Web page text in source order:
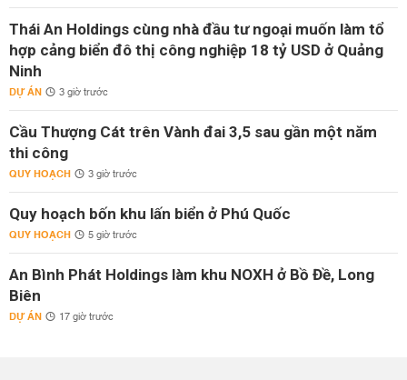
Thái An Holdings cùng nhà đầu tư ngoại muốn làm tổ
hợp cảng biển đô thị công nghiệp 18 tỷ USD ở Quảng
Ninh
DỰ ÁN 3 giờ trước
Cầu Thượng Cát trên Vành đai 3,5 sau gần một năm
thi công
QUY HOẠCH 3 giờ trước
Quy hoạch bốn khu lấn biển ở Phú Quốc
QUY HOẠCH 5 giờ trước
An Bình Phát Holdings làm khu NOXH ở Bồ Đề, Long
Biên
DỰ ÁN 17 giờ trước